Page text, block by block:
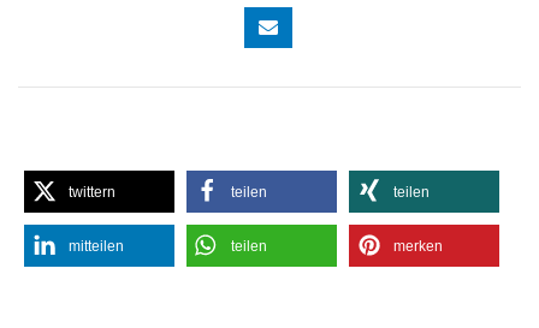
twittern teilen teilen
mitteilen teilen merken